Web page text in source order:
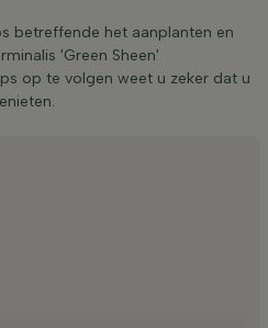
betreffende het aanplanten en
'Green Sheen'
op te volgen weet u zeker dat u